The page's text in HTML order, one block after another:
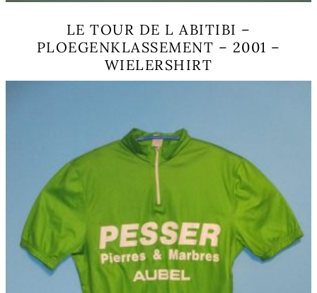
LE TOUR DE L ABITIBI –
PLOEGENKLASSEMENT – 2001 –
WIELERSHIRT
variantes.
Las
opciones
se
pueden
elegir
en
la
página
de
producto